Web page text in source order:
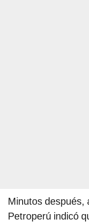
Minutos después,
Petroperú indicó